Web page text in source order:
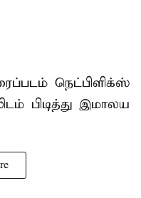
நெட்பிளிக்ஸ்
பிடித்து இமாலய